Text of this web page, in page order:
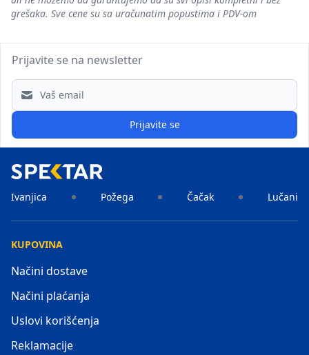
grešaka. Sve cene su sa uračunatim popustima i PDV-om
Prijavite se na newsletter
Email address
Prijavite se
Ivanjica Požega Čačak Lučani
KUPOVINA
Načini dostave
Načini plaćanja
Uslovi korišćenja
Reklamacije